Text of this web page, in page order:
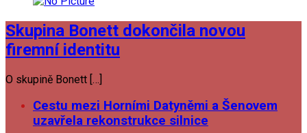
Skupina Bonett dokončila novou
firemní identitu
O skupině Bonett […]
Cestu mezi Horními Datyněmi a Šenovem
uzavřela rekonstrukce silnice